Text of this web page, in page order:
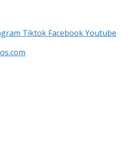
Tiktok FacebookYoutube